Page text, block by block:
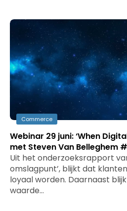
Commerce
Webinar 29 juni: ‘When
met Steven Van Belleghem
Uit het onderzoeksrapport
omslagpunt’, blijkt dat
loyaal worden. Daarnaast
waarde…